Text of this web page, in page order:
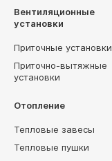
Вентиляционные
установки
Приточные установки
Приточно-вытяжные
установки
Отопление
Тепловые завесы
Тепловые пушки